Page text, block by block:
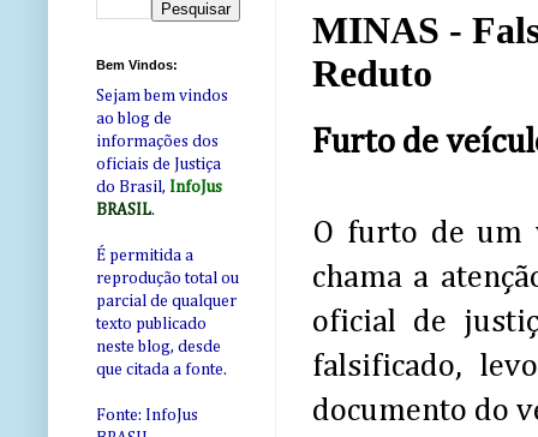
MINAS -
Reduto
Furto de
O furto de um
chama a
oficial de
falsificado,
documento do
Bem Vindos:
Sejam bem vindos
ao blog de
informações dos
oficiais de Justiça
do Brasil, InfoJus
BRASIL.
É permitida a
reprodução total ou
parcial de qualquer
texto publicado
neste blog, desde
que citada a fonte.
Fonte: InfoJus